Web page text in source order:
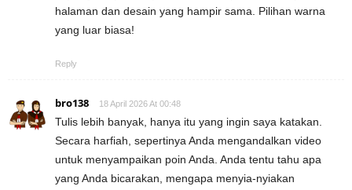
halaman dan desain yang hampir sama. Pilihan warna
yang luar biasa!
Reply
bro138 18 April 2026 At 00:48
Tulis lebih banyak, hanya itu yang ingin saya katakan.
Secara harfiah, sepertinya Anda mengandalkan video
untuk menyampaikan poin Anda. Anda tentu tahu apa
yang Anda bicarakan, mengapa menyia-nyiakan